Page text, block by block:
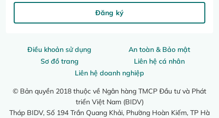
Điều khoản sử dụng
An toàn & Bảo mật
Sơ đồ trang
Liên hệ cá nhân
Liên hệ doanh nghiệp
© Bản quyền 2018 thuộc về Ngân hàng TMCP Đầu tư và Phát
triển Việt Nam (BIDV)
Tháp BIDV, Số 194 Trần Quang Khải, Phường Hoàn Kiếm, TP Hà
Đăng ký